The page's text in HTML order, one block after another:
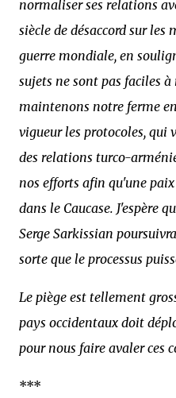
normaliser ses relations
siècle de désaccord sur les
guerre mondiale, en
sujets ne sont pas faciles à
maintenons notre ferme
vigueur les protocoles,
des relations turco-
nos efforts afin qu'une
dans le Caucase. J'espère
Serge Sarkissian
sorte que le processus
Le piège est tellement
pays occidentaux doit
pour nous faire avaler ces
***